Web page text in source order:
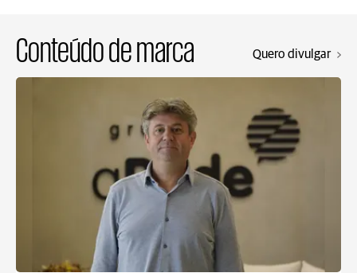
Conteúdo de marca Quero divulgar